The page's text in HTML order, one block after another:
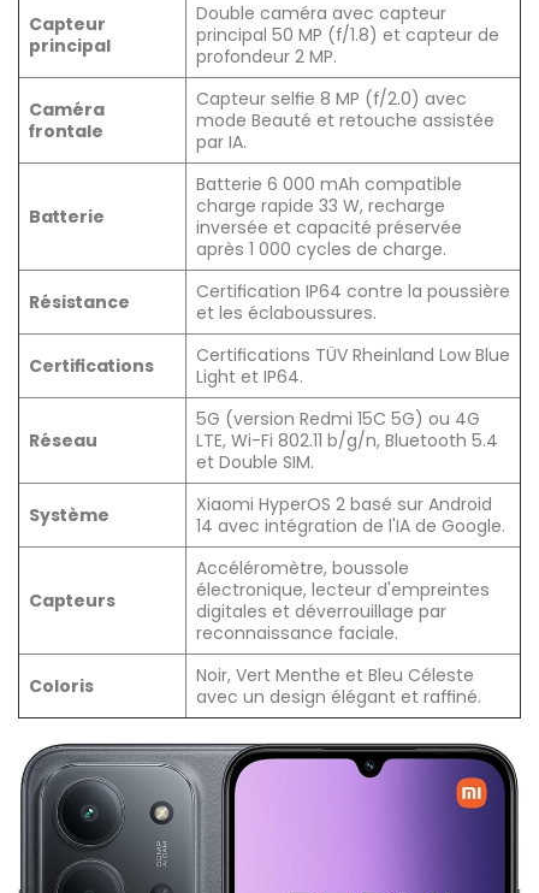
Capteur
principal
Double caméra avec capteur
principal 50 MP (f/1.8) et capteur de
profondeur 2 MP.
Caméra
frontale
Capteur selfie 8 MP (f/2.0) avec
mode Beauté et retouche assistée
par IA.
Batterie
Batterie 6 000 mAh compatible
charge rapide 33 W, recharge
inversée et capacité préservée
après 1 000 cycles de charge.
Résistance
Certification IP64 contre la poussière
et les éclaboussures.
Certifications
Certifications TÜV Rheinland Low Blue
Light et IP64.
Réseau
5G (version Redmi 15C 5G) ou 4G
LTE, Wi-Fi 802.11 b/g/n, Bluetooth 5.4
et Double SIM.
Système
Xiaomi HyperOS 2 basé sur Android
14 avec intégration de l'IA de Google.
Capteurs
Accéléromètre, boussole
électronique, lecteur d'empreintes
digitales et déverrouillage par
reconnaissance faciale.
Coloris
Noir, Vert Menthe et Bleu Céleste
avec un design élégant et raffiné.